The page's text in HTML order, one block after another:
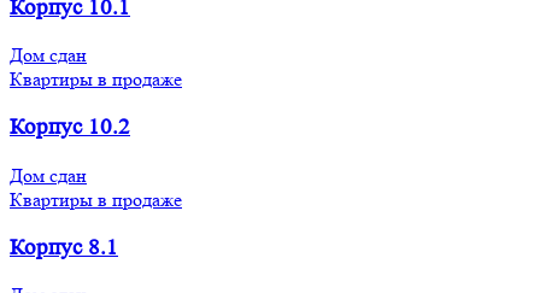
Корпус 10.1
Дом сдан
Квартиры в продаже
Корпус 10.2
Дом сдан
Квартиры в продаже
Корпус 8.1